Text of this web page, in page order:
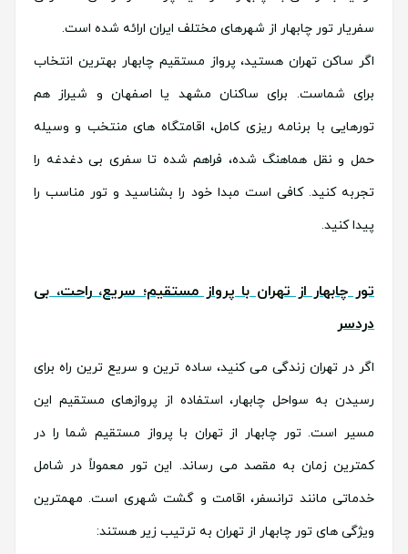
سفریار تور چابهار از شهرهای مختلف ایران ارائه شده است.
اگر ساکن تهران هستید، پرواز مستقیم چابهار بهترین انتخاب
برای شماست. برای ساکنان مشهد یا اصفهان و شیراز هم
تورهایی با برنامه ریزی کامل، اقامتگاه های منتخب و وسیله
حمل و نقل هماهنگ شده، فراهم شده تا سفری بی دغدغه را
تجربه کنید. کافی است مبدا خود را بشناسید و تور مناسب را
پیدا کنید.
تور چابهار از تهران با پرواز مستقیم؛ سریع، راحت، بی
دردسر
اگر در تهران زندگی می کنید، ساده ترین و سریع ترین راه برای
رسیدن به سواحل چابهار، استفاده از پروازهای مستقیم این
مسیر است. تور چابهار از تهران با پرواز مستقیم شما را در
کمترین زمان به مقصد می رساند. این تور معمولاً در شامل
خدماتی مانند ترانسفر، اقامت و گشت شهری است. مهمترین
ویژگی های تور چابهار از تهران به ترتیب زیر هستند: